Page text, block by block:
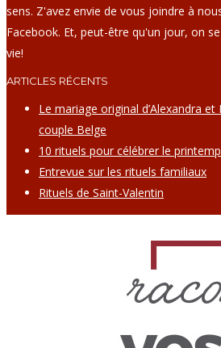
sens. Z'avez envie de vous joindre à
Facebook. Et, peut-être qu'un jour, on
vie!
ARTICLES RÉCENTS
Le mariage original d’Alexandra
couple Belge
10 rituels pour célébrer le
Entrevue sur les rituels familiaux
Rituels de Saint-Valentin